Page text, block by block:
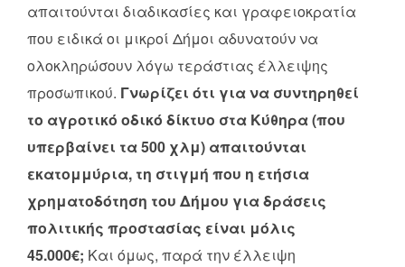
απαιτούνται διαδικασίες και γραφειοκρατία
που ειδικά οι μικροί Δήμοι αδυνατούν να
ολοκληρώσουν λόγω τεράστιας έλλειψης
προσωπικού. Γνωρίζει ότι για να συντηρηθεί
το αγροτικό οδικό δίκτυο στα Κύθηρα (που
υπερβαίνει τα 500 χλμ) απαιτούνται
εκατομμύρια, τη στιγμή που η ετήσια
χρηματοδότηση του Δήμου για δράσεις
πολιτικής προστασίας είναι μόλις
45.000€; Και όμως, παρά την έλλειψη